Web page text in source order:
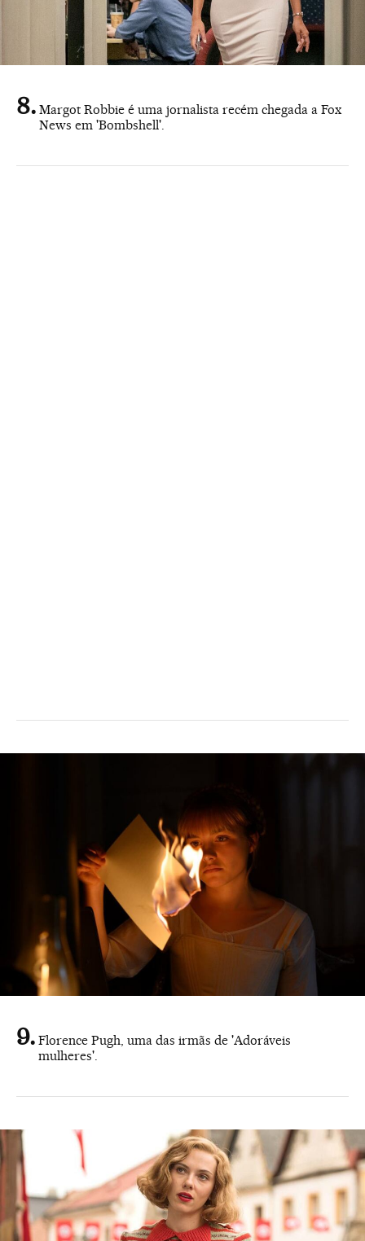
Margot Robbie é uma jornalista recém chegada a Fox
News em 'Bombshell'.
Florence Pugh, uma das irmãs de 'Adoráveis
mulheres'.